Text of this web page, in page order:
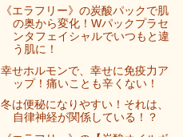
《エラフリー》の炭酸パックで肌
の奥から変化！Wパックプラセ
ンタフェイシャルでいつもと違
う肌に！
幸せホルモンで、幸せに免疫力ア
ップ！痛いことも辛くない！
冬は便秘になりやすい！それは、
自律神経が関係している！？